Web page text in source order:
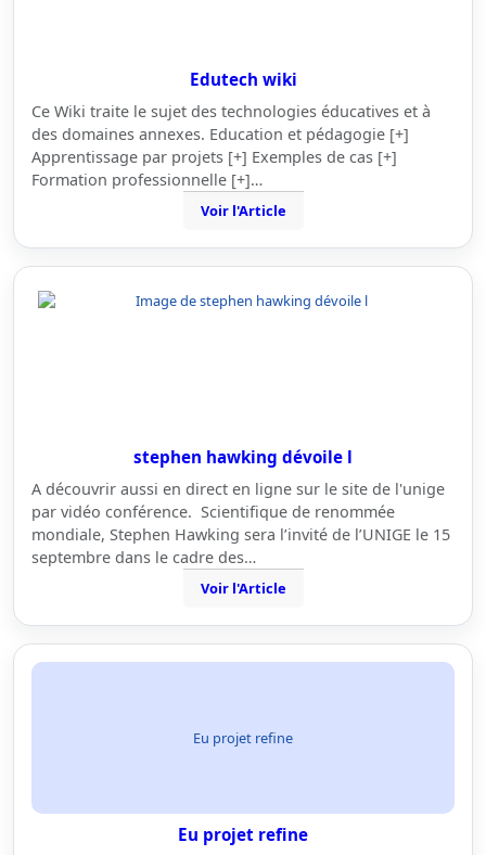
Edutech wiki
Ce Wiki traite le sujet des technologies éducatives et à
des domaines annexes. Education et pédagogie [+]
Apprentissage par projets [+] Exemples de cas [+]
Formation professionnelle [+]…
Voir l'Article
stephen hawking dévoile l
A découvrir aussi en direct en ligne sur le site de l'unige
par vidéo conférence. Scientifique de renommée
mondiale, Stephen Hawking sera l’invité de l’UNIGE le 15
septembre dans le cadre des…
Voir l'Article
Eu projet refine
Eu projet refine